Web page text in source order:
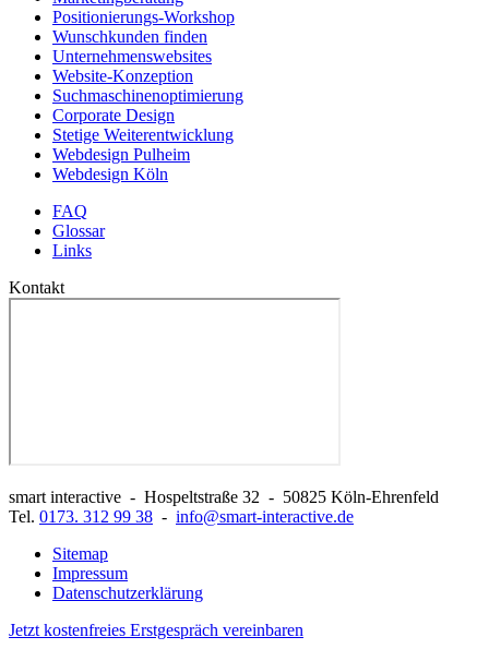
Positionierungs-Workshop
Wunschkunden finden
Unternehmenswebsites
Website-Konzeption
Suchmaschinenoptimierung
Corporate Design
Stetige Weiterentwicklung
Webdesign Pulheim
Webdesign Köln
FAQ
Glossar
Links
Kontakt
smart interactive - Hospeltstraße 32 - 50825 Köln-Ehrenfeld
Tel. 0173. 312 99 38 - info@smart-interactive.de
Sitemap
Impressum
Datenschutzerklärung
Jetzt kostenfreies Erstgespräch vereinbaren